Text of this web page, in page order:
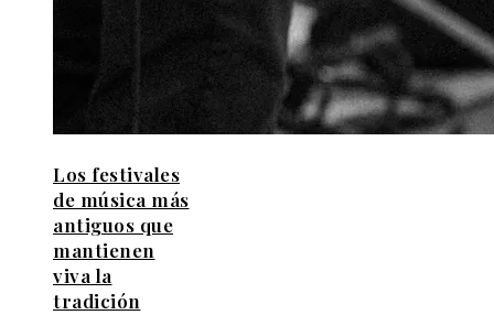
Los festivales
de música más
antiguos que
mantienen
viva la
tradición